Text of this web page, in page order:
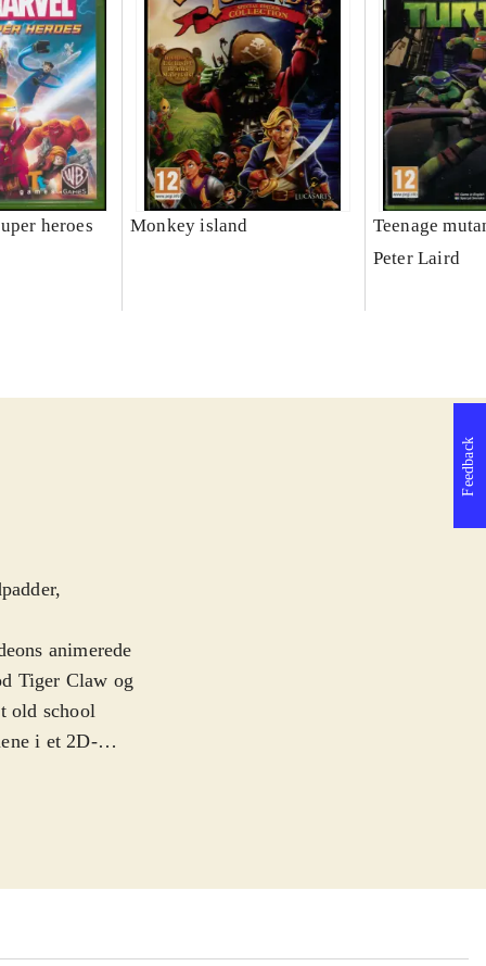
heroes Monkey island
Teenage
Peter Laird
animerede
Tiger Claw og
old school
i et 2D-
tv-serien.
anlagt og
Feedback